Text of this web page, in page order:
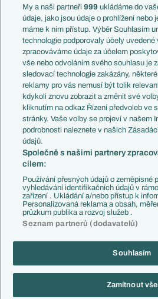
Témata
Představení týmů MS
EuroSkauting
PL v kostce
Evropské koeficienty
Přestupy
Přestupové spekulace
Zranění
Kluby
Arsenal FC
Chelsea FC
Manchester United
AC Milán
Juventus FC
Bayern Mnichov
FC Barcelona
Real Madrid
Itálie
Brazílie
Copyright © 2001-2026 EuroFotbal.cz. Využíváme
Informace o zpracování
My a naši partneři999 ukládáme do
údaje, jako jsou údaje o prohlížení nebo
máme k nim přístup. Výběr Souhlasím
technologie podporovaly účely uvedené
zpracováváme údaje za účelem
vše nebo odvoláním svého souhlasu je
sledovací technologie zakázány,
reklamy pro vás nemusí být tolik
kdykoli znovu zobrazit a změnit své
kliknutím na odkaz Řízení předvoleb ve
stránky. Vaše volby se projeví v našem
podrobnosti naleznete v našich
údajů.
Společně s našimi partnery
cílem:
Používání přesných údajů o zeměpisné
vyhledávání identifikačních údajů v
zařízení . Ukládání a/nebo přístup k
Personalizovaná reklama a obsah,
průzkum publika a rozvoj služeb .
Seznam partnerů (dodavatelů)
Souhlasím
Zamítnout vše